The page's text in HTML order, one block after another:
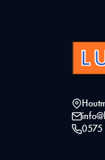
0575